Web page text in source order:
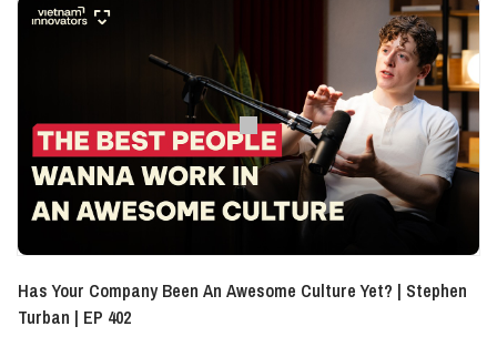
Has Your Company Been An Awesome Culture Yet? | Stephen
Turban | EP 402